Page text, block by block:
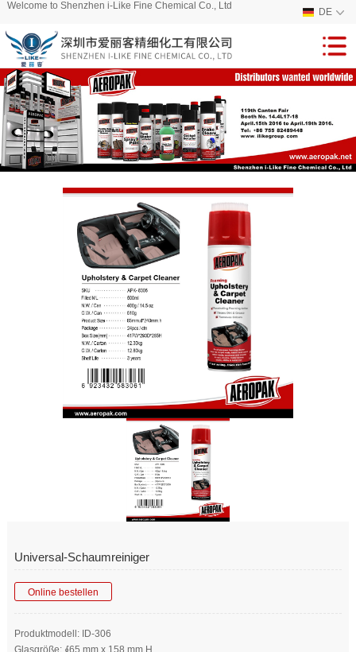
Welcome to Shenzhen i-Like Fine Chemical Co., Ltd
DE
Universal-Schaumreiniger
Online bestellen
Produktmodell: ID-306